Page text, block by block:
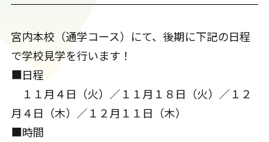
宮内本校（通学コース）にて、後期に下記の日程
で学校見学を行います！
■日程
１１月４日（火）／１１月１８日（火）／１２
月４日（木）／１２月１１日（木）
■時間